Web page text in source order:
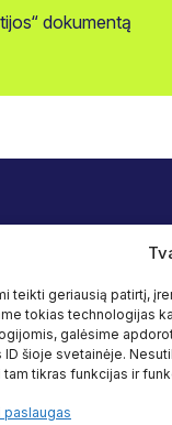
teikti geriausią patirtį,
tokias technologijas
galėsime
ID šioje svetainėje.
tikras funkcijas ir
paslaugas
dokumentą
šaltiniai